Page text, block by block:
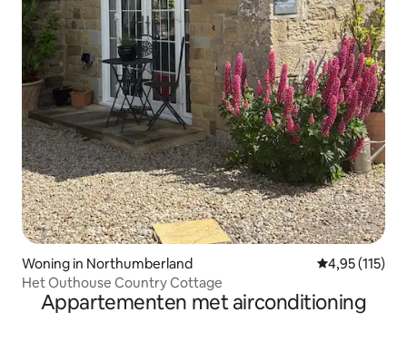
Woning in Northumberland Gemiddelde
4,95 (115)
Het Outhouse Country Cottage
Appartementen met airconditioning